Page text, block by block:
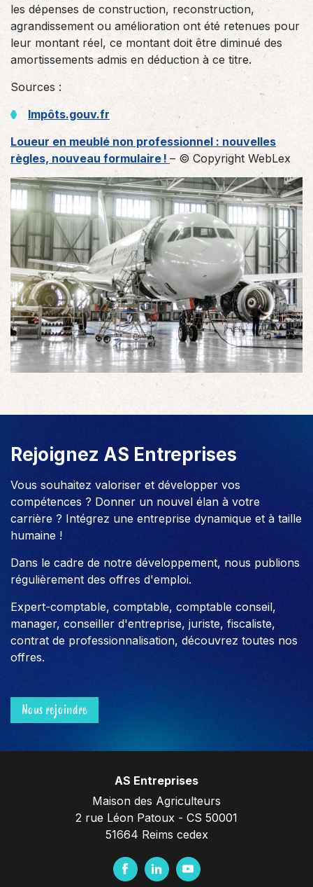
les dépenses de construction, reconstruction,
agrandissement ou amélioration ont été retenues pour
leur montant réel, ce montant doit être diminué des
amortissements admis en déduction à ce titre.
Sources :
Impôts.gouv.fr
Loueur en meublé non professionnel : nouvelles
règles, nouveau formulaire ! – © Copyright WebLex
Rejoignez AS Entreprises
Vous souhaitez valoriser et développer vos
compétences ? Donner un nouvel élan à votre
carrière ? Intégrez une entreprise dynamique et à taille
humaine !
Dans le cadre de notre développement, nous publions
régulièrement des offres d'emploi.
Expert-comptable, comptable, comptable conseil,
manager, conseiller d'entreprise, juriste, fiscaliste,
contrat de professionnalisation, découvrez toutes nos
offres.
Nous rejoindre
AS Entreprises
Maison des Agriculteurs
2 rue Léon Patoux - CS 50001
51664 Reims cedex
F
L
Y